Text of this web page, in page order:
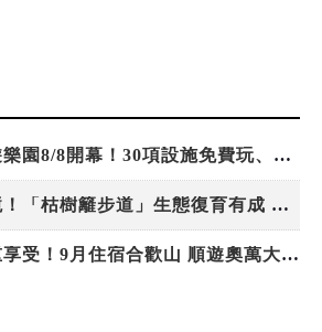
高雄最大親子遊樂園8/8開幕！30項設施免費玩、YOYO家族嗨翻暑假
虎頭埤森林秘境！「枯樹籬步道」生態復育有成 走進大自然生命教室
一趟旅程、雙重享受！9月住宿合歡山 順遊奧萬大10元優惠入園